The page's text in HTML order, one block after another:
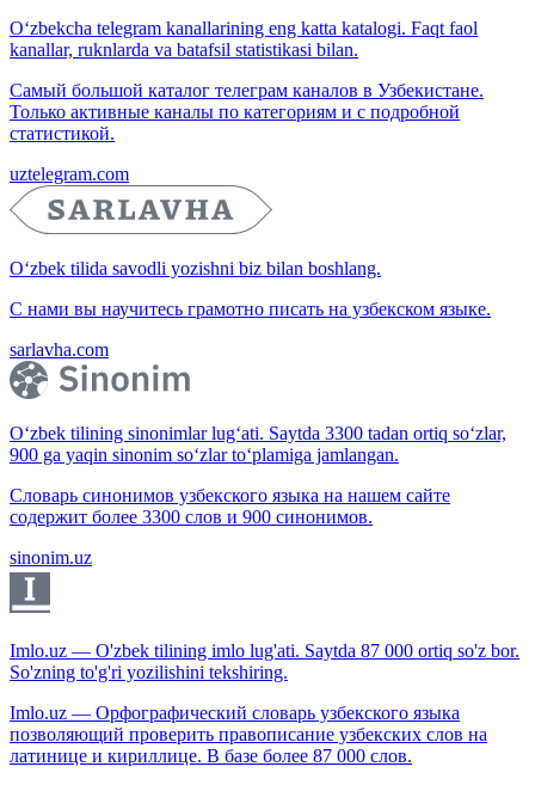
O‘zbekcha telegram kanallarining eng katta katalogi. Faqt faol
kanallar, ruknlarda va batafsil statistikasi bilan.
Самый большой каталог телеграм каналов в Узбекистане.
Только активные каналы по категориям и с подробной
статистикой.
uztelegram.com
O‘zbek tilida savodli yozishni biz bilan boshlang.
С нами вы научитесь грамотно писать на узбекском языке.
sarlavha.com
O‘zbek tilining sinonimlar lug‘ati. Saytda 3300 tadan ortiq so‘zlar,
900 ga yaqin sinonim so‘zlar to‘plamiga jamlangan.
Словарь синонимов узбекского языка на нашем сайте
содержит более 3300 слов и 900 синонимов.
sinonim.uz
Imlo.uz — O'zbek tilining imlo lug'ati. Saytda 87 000 ortiq so'z bor.
So'zning to'g'ri yozilishini tekshiring.
Imlo.uz — Орфографический словарь узбекского языка
позволяющий проверить правописание узбекских слов на
латинице и кириллице. В базе более 87 000 слов.